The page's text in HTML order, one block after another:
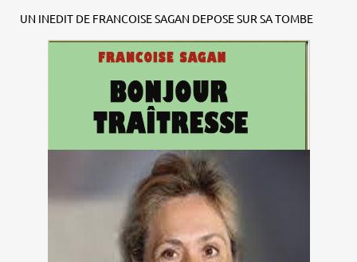
UN INEDIT DE FRANCOISE SAGAN DEPOSE SUR SA TOMBE